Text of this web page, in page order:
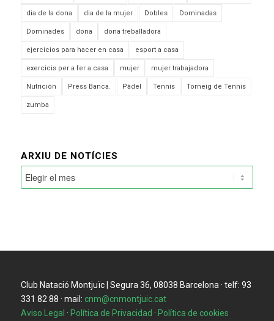
dia de la dona dia de la mujer Dobles Dominadas
Dominades dona dona treballadora
ejercicios para hacer en casa esport a casa
exercicis per a fer a casa mujer mujer trabajadora
Nutrición Press Banca. Pàdel Tennis Torneig de Tennis
zumba
ARXIU DE NOTÍCIES
Club Natació Montjuïc | Segura 36, 08038 Barcelona · telf: 93
331 82 88 · mail: cnm@cnmontjuic.cat
Aviso Legal · Política de Privacidad · Política de cookies